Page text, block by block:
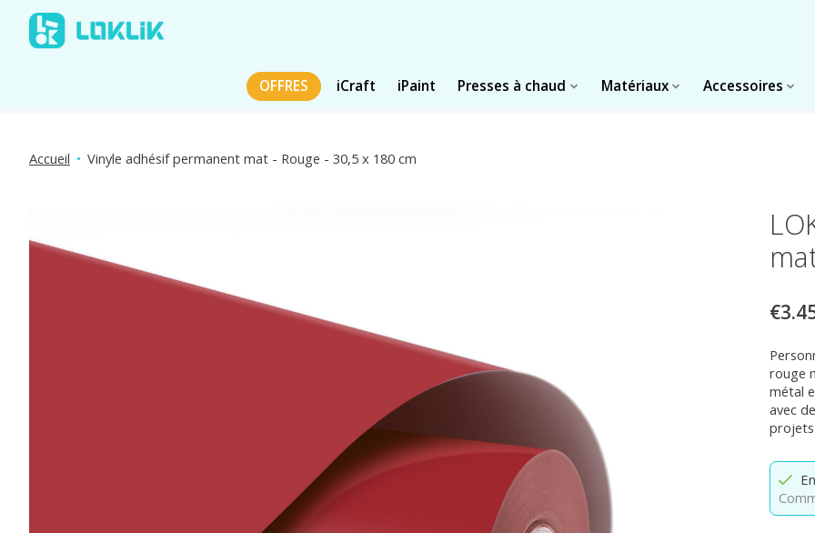
OFFRES iCraft iPaint Presses à chaud Matériaux Accessoires
Accueil • Vinyle adhésif permanent mat - Rouge - 30,5 x 180 cm
rouge
métal
avec
projets